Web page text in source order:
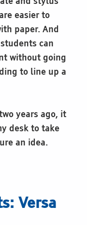
easier to
paper. And
can
without going
to line up a
years ago, it
desk to take
an idea.
Versa